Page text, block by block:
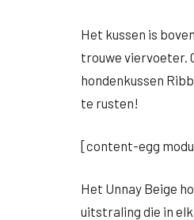
Het kussen is
trouwe viervoeter.
hondenkussen
te rusten!
[content-egg
Het Unnay Beige
uitstraling die in